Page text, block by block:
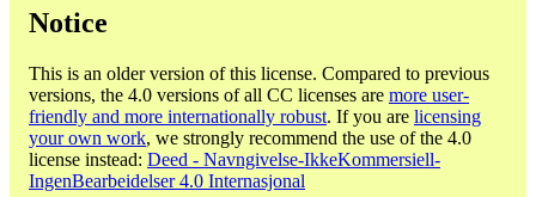
Notice
This is an older version of this license. Compared to previous
versions, the 4.0 versions of all CC licenses are more user-
friendly and more internationally robust. If you are licensing
your own work, we strongly recommend the use of the 4.0
license instead: Deed - Navngivelse-IkkeKommersiell-
IngenBearbeidelser 4.0 Internasjonal